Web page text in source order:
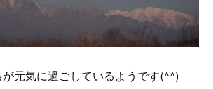
元気に過ごしているようです(^^)